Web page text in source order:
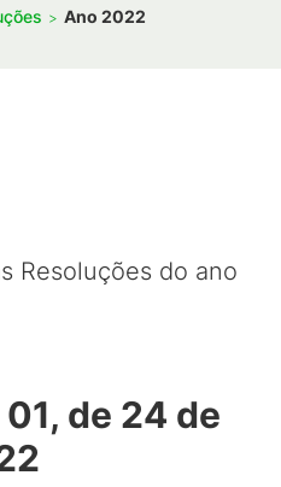
Ano 2022
Resoluções do ano
de 24 de